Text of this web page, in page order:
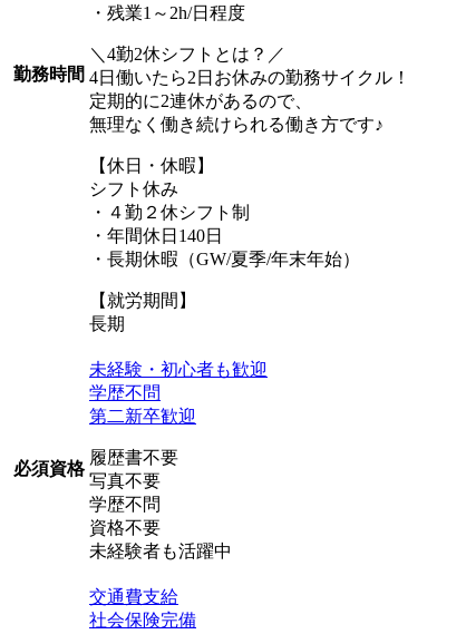
勤務時間
・残業1～2h/日程度
＼4勤2休シフトとは？／
4日働いたら2日お休みの勤務サイクル！
定期的に2連休があるので、
無理なく働き続けられる働き方です♪
【休日・休暇】
シフト休み
・４勤２休シフト制
・年間休日140日
・長期休暇（GW/夏季/年末年始）
【就労期間】
長期
必須資格
未経験・初心者も歓迎
学歴不問
第二新卒歓迎
履歴書不要
写真不要
学歴不問
資格不要
未経験者も活躍中
交通費支給
社会保険完備